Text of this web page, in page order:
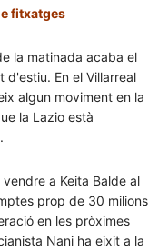
fitxatges
la matinada acaba el
En el Villarreal
algun moviment en la
la Lazio està
a Keita Balde al
prop de 30 milions
en les pròximes
Nani ha eixit a la